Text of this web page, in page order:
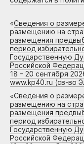
«Сведения о
размещению на
размещения
период
Государственную
Российской
18 – 20 сентября
www.kp40.ru (св-во
«Сведения о
размещению на
размещения
период
Государственную
Российской